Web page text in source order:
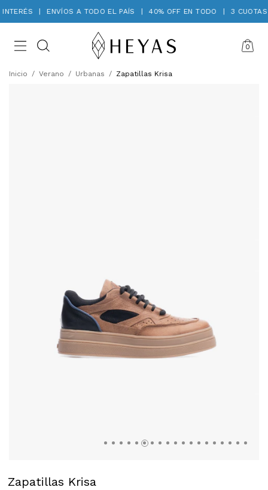
ENVÍOS A TODO EL PAÍS 40% OFF EN TODO 3 CUOTAS
0
Inicio / Verano / Urbanas / Zapatillas Krisa
Zapatillas Krisa